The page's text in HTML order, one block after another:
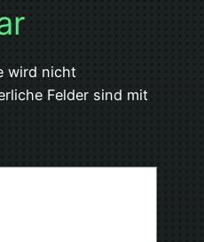
wird nicht
Felder sind mit